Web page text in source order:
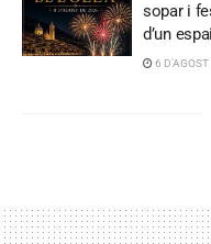
sopar i
d’un
6